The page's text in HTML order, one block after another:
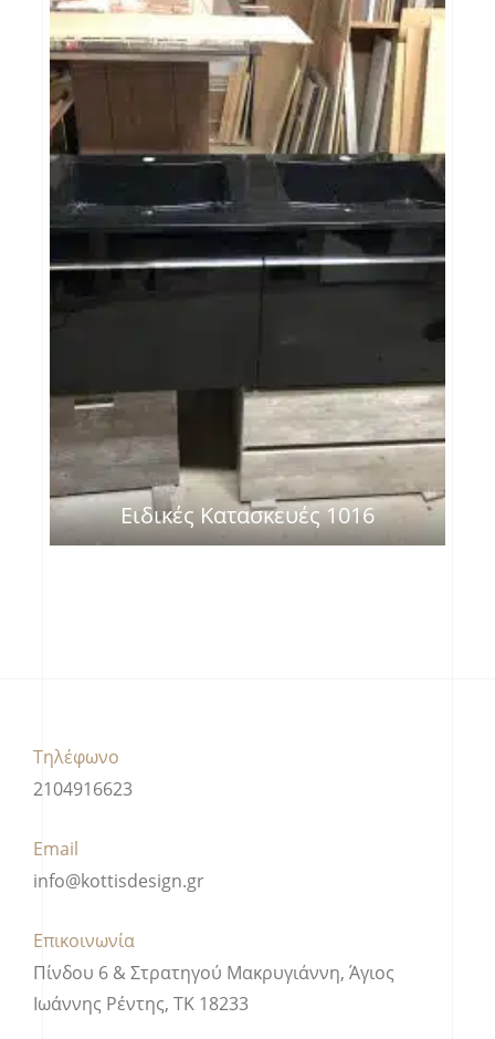
Ειδικές Κατασκευές 1016
Τηλέφωνο
2104916623
Email
info@kottisdesign.gr
Επικοινωνία
Πίνδου 6 & Στρατηγού Μακρυγιάννη, Άγιος
Ιωάννης Ρέντης, ΤΚ 18233